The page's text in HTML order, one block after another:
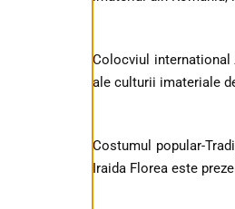
Colocviul international
ale culturii imateriale
Costumul popular-
Iraida Florea este